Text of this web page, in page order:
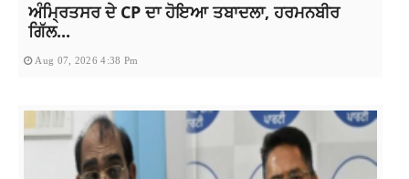
ਅੰਮ੍ਰਿਤਸਰ ਦੇ CP ਦਾ ਹੋਇਆ ਤਬਾਦਲਾ, ਹਰਮਨਬੀਰ
ਗਿੱਲ...
Aug 07, 2026 4:38 Pm